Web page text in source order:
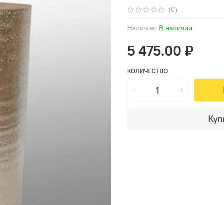
(0)
Наличие: В наличии
5 475.00 ₽
КОЛИЧЕСТВО